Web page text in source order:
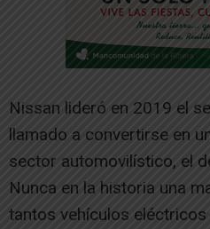
Nissan lideró en 2019 el
llamado a convertirse en
sector automovilístico, el
Nunca en la historia una
tantos vehículos